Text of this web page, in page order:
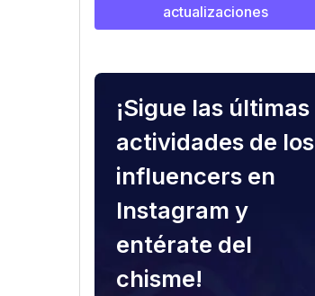
actualizaciones
¡Sigue las últimas
actividades de los
influencers en
Instagram y
entérate del
chisme!